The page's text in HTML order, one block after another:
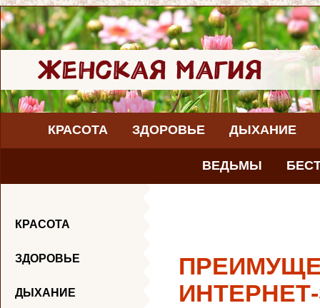
КРАСОТА ЗДОРОВЬЕ ДЫХАНИЕ
ВЕДЬМЫ
КРАСОТА
ЗДОРОВЬЕ
ДЫХАНИЕ